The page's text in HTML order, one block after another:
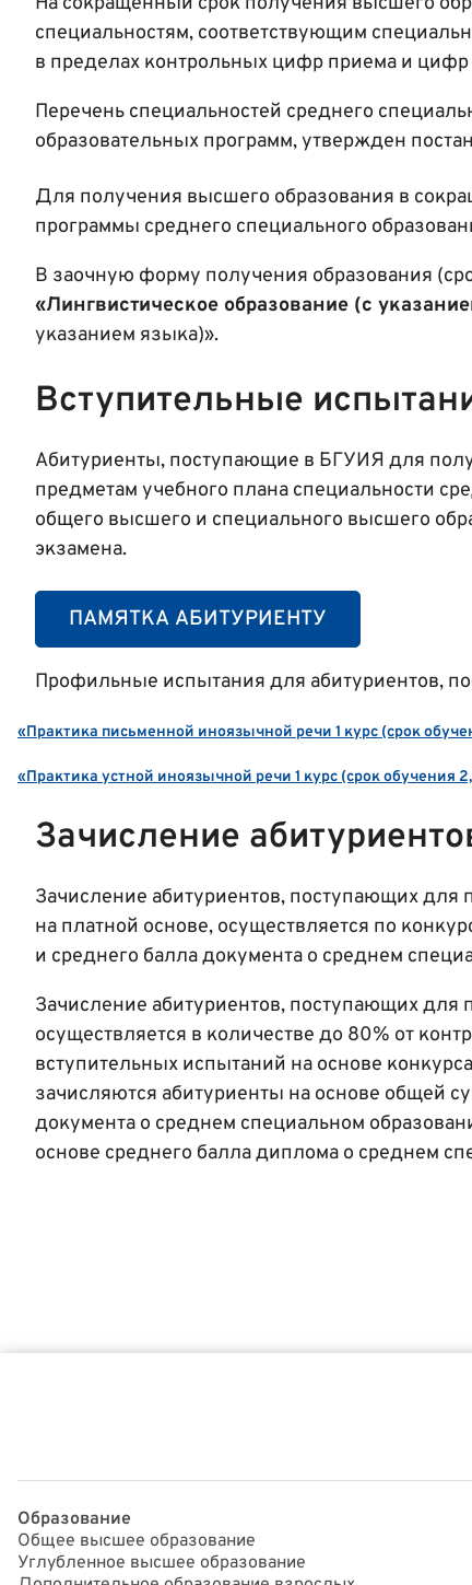
специальностям, соответствующим
в пределах контрольных цифр приема и
Перечень специальностей среднего
образовательных программ, утвержден
Для получения высшего образования в
программы среднего специального
В заочную форму получения образования
«Лингвистическое образование (с
указанием языка)».
Вступительные
Абитуриенты, поступающие в БГУИЯ для
предметам учебного плана специальности
общего высшего и специального высшего
экзамена.
ПАМЯТКА АБИТУРИЕНТУ
Профильные испытания для абитуриентов,
«Практика письменной иноязычной речи 1 курс (срок
«Практика устной иноязычной речи 1 курс (срок обучения
Зачисление
Зачисление абитуриентов, поступающих для
на платной основе, осуществляется по
и среднего балла документа о среднем
Зачисление абитуриентов, поступающих для
осуществляется в количестве до 80% от
вступительных испытаний на основе
зачисляются абитуриенты на основе общей
документа о среднем специальном
основе среднего балла диплома о среднем
Образование
Общее высшее образование
Углубленное высшее образование